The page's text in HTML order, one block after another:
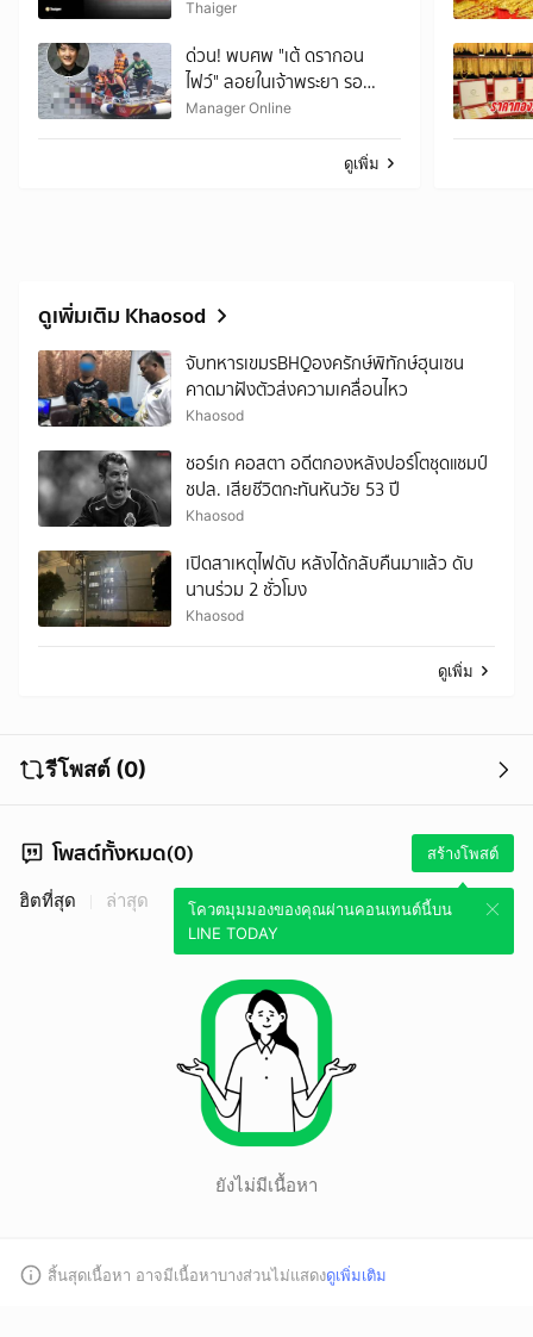
กลายเป็นพฤติกรรมเลียนแบบ
Thaiger
ด่วน! พบศพ "เต้ ดรากอน
ไฟว์" ลอยในเจ้าพระยา รอ
แพทย์นิติเวช-ตร.มาตรวจสอบ
Manager Online
ดูเพิ่ม
ดูเพิ่มเติม Khaosod
จับทหารเขมรBHQองครักษ์พิทักษ์ฮุนเซน
คาดมาฝังตัวส่งความเคลื่อนไหว
Khaosod
ชอร์เก คอสตา อดีตกองหลังปอร์โตชุดแชมป์
ชปล. เสียชีวิตกะทันหันวัย 53 ปี
Khaosod
เปิดสาเหตุไฟดับ หลังได้กลับคืนมาแล้ว ดับ
นานร่วม 2 ชั่วโมง
Khaosod
ดูเพิ่ม
รีโพสต์ (0)
โพสต์ทั้งหมด(0) สร้างโพสต์
โควตมุมมองของคุณผ่านคอนเทนต์นี้บน
LINE TODAY
ฮิตที่สุด ล่าสุด
ยังไม่มีเนื้อหา
สิ้นสุดเนื้อหา อาจมีเนื้อหาบางส่วนไม่แสดงดูเพิ่มเติม